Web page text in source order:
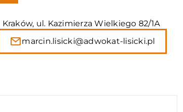
ul. Kazimierza Wielkiego 82/1A
marcin.lisicki@adwokat-lisicki.pl